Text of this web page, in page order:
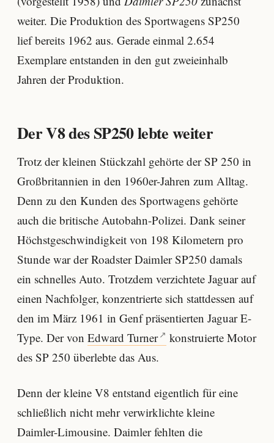
weiter. Die Produktion des Sportwagens SP250
lief bereits 1962 aus. Gerade einmal 2.654
Exemplare entstanden in den gut zweieinhalb
Jahren der Produktion.
Der V8 des SP250 lebte weiter
Trotz der kleinen Stückzahl gehörte der SP 250 in
Großbritannien in den 1960er-Jahren zum Alltag.
Denn zu den Kunden des Sportwagens gehörte
auch die britische Autobahn-Polizei. Dank seiner
Höchstgeschwindigkeit von 198 Kilometern pro
Stunde war der Roadster Daimler SP250 damals
ein schnelles Auto. Trotzdem verzichtete Jaguar auf
einen Nachfolger, konzentrierte sich stattdessen auf
den im März 1961 in Genf präsentierten Jaguar E-
Type. Der von Edward Turner
konstruierte Motor
des SP 250 überlebte das Aus.
Denn der kleine V8 entstand eigentlich für eine
schließlich nicht mehr verwirklichte kleine
Daimler-Limousine. Daimler fehlten die